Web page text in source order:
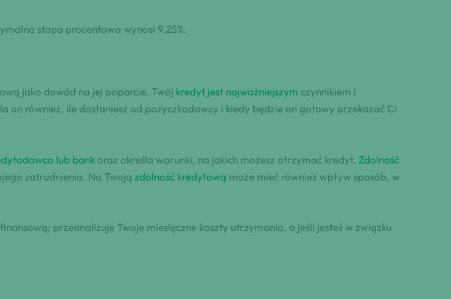
stopa procentowa wynosi 9,25%.
jako dowód na jej poparcie. Twój kredyt jest najważniejszym czynnikiem i
on również, ile dostaniesz od pożyczkodawcy i kiedy będzie on gotowy przekazać Ci
lub bank oraz określa warunki, na jakich możesz otrzymać kredyt. Zdolność
zatrudnienia. Na Twoją zdolność kredytową może mieć również wpływ sposób, w
przeanalizuje Twoje miesięczne koszty utrzymania, a jeśli jesteś w związku